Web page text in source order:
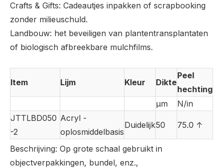
Crafts & Gifts: Cadeautjes inpakken of scrapbooking
zonder milieuschuld.
Landbouw: het beveiligen van plantentransplantaten
of biologisch afbreekbare mulchfilms.
Item Lijm Kleur Dikte
Peel
hechting
µm
N/in
JTTLBD050
-2
Acryl -
oplosmiddelbasis
Duidelijk50 75.0 ↑
Beschrijving: Op grote schaal gebruikt in
objectverpakkingen, bundel, enz.,